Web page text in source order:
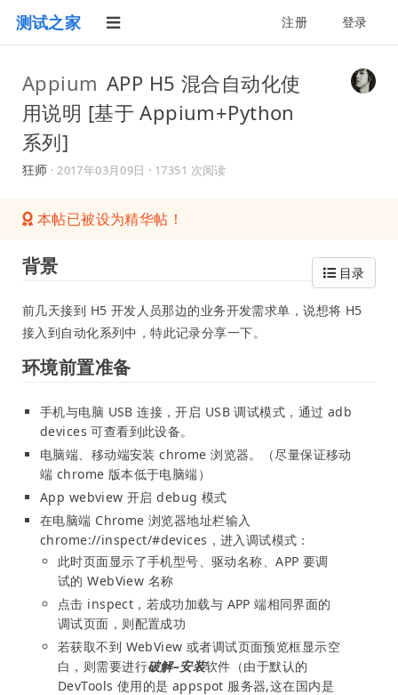
测试之家 注册 登录
Appium APP H5 混合自动化使
用说明 [基于 Appium+Python
系列]
狂师 ·2017年03月09日 · 17351 次阅读
本帖已被设为精华帖！
目录
背景
前几天接到 H5 开发人员那边的业务开发需求单，说想将 H5
接入到自动化系列中，特此记录分享一下。
环境前置准备
手机与电脑 USB 连接，开启 USB 调试模式，通过 adb
devices 可查看到此设备。
电脑端、移动端安装 chrome 浏览器。（尽量保证移动
端 chrome 版本低于电脑端）
App webview 开启 debug 模式
在电脑端 Chrome 浏览器地址栏输入
chrome://inspect/#devices ，进入调试模式：
此时页面显示了手机型号、驱动名称、APP 要调
试的 WebView 名称
点击 inspect，若成功加载与 APP 端相同界面的
调试页面，则配置成功
若获取不到 WebView 或者调试页面预览框显示空
白，则需要进行破解–安装软件（由于默认的
DevTools 使用的是 appspot 服务器,这在国内是